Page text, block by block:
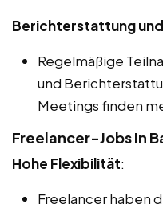
Berichterstattung
Regelmäßige
und
Meetings finden
Freelancer-Jobs in
Hohe Flexibilität:
Freelancer haben